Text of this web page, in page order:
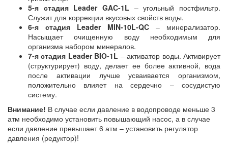
5-я стадия Leader GAC-1L – угольный постфильтр.
Служит для коррекции вкусовых свойств воды.
6-я стадия Leader MIN-10L-QC – минерализатор.
Насыщает очищенную воду необходимым для
организма набором минералов.
7-я стадия Leader BIO-1L – активатор воды. Активирует
(структурирует) воду, делает ее более активной, вода
после активации лучше усваивается организмом,
положительно влияет на сердечно – сосудистую
систему.
Внимание! В случае если давление в водопроводе меньше 3
атм необходимо установить повышающий насос, а в случае
если давление превышает 6 атм – установить регулятор
давления (редуктор)!